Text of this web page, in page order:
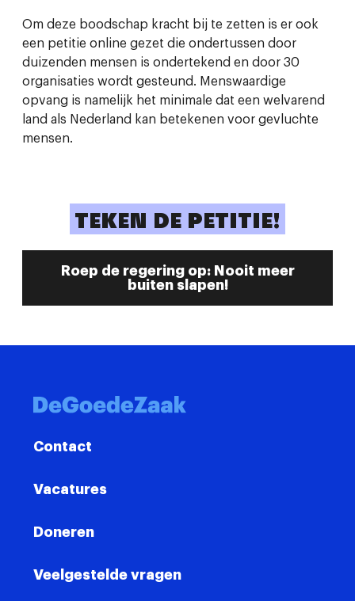
Om deze boodschap kracht bij te zetten is er ook
een petitie online gezet die ondertussen door
duizenden mensen is ondertekend en door 30
organisaties wordt gesteund. Menswaardige
opvang is namelijk het minimale dat een welvarend
land als Nederland kan betekenen voor gevluchte
mensen.
TEKEN DE PETITIE!
Roep de regering op: Nooit meer
buiten slapen!
Contact
Vacatures
Doneren
Veelgestelde vragen